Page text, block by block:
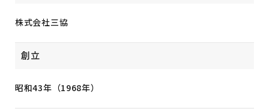
株式会社三協
創立
昭和43年（1968年）